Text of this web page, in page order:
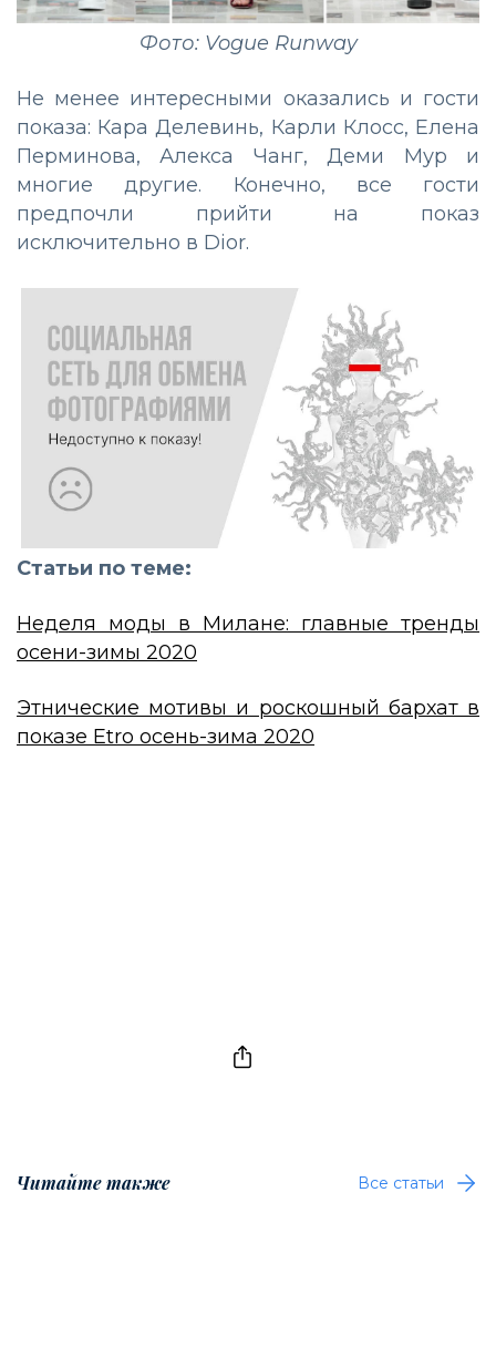
Фото: Vogue Runway
Не менее интересными оказались и гости
показа: Кара Делевинь, Карли Клосс, Елена
Перминова, Алекса Чанг, Деми Мур и
многие другие. Конечно, все гости
предпочли прийти на показ
исключительно в Dior.
Статьи по теме:
Неделя моды в Милане: главные тренды
осени-зимы 2020
Этнические мотивы и роскошный бархат в
показе Etro осень-зима 2020
Читайте также Все статьи